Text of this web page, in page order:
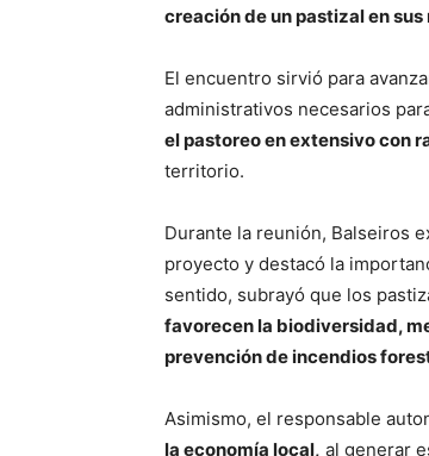
creación de un pastizal en sus
El encuentro sirvió para
administrativos necesarios
el pastoreo en extensivo con
territorio.
Durante la reunión, Balseiros
proyecto y destacó la
sentido, subrayó que los
favorecen la biodiversidad,
prevención de incendios
Asimismo, el responsable
la economía local, al generar